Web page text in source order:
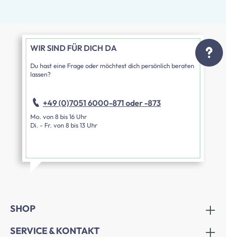
WIR SIND FÜR DICH DA
Du hast eine Frage oder möchtest dich persönlich beraten
lassen?
+49 (0)7051 6000-871 oder -873
Mo. von 8 bis 16 Uhr
Di. - Fr. von 8 bis 13 Uhr
SHOP
SERVICE & KONTAKT